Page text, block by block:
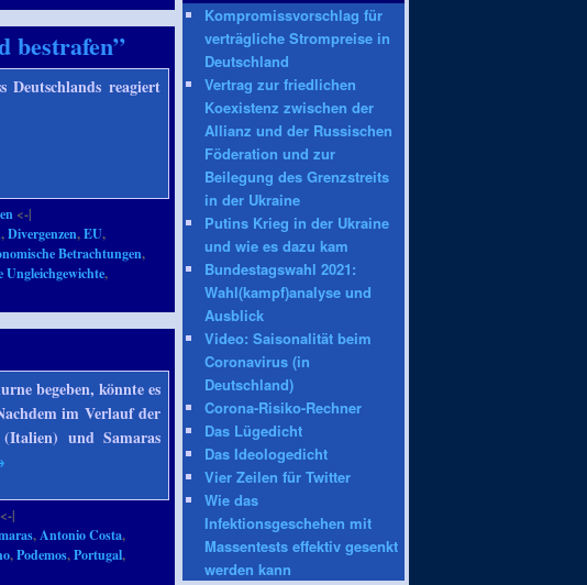
bestrafen”
Deutschlands reagiert
<-|
,Divergenzen,EU,
Betrachtungen,
,
begeben, könnte es
im Verlauf der
und Samaras
<-|
,Antonio Costa,
,Podemos,Portugal,
Kompromissvorschlag für
verträgliche Strompreise in
Deutschland
Vertrag zur friedlichen
Koexistenz zwischen der
Allianz und der Russischen
Föderation und zur
Beilegung des Grenzstreits
in der Ukraine
Putins Krieg in der Ukraine
und wie es dazu kam
Bundestagswahl 2021:
Wahl(kampf)analyse und
Ausblick
Video: Saisonalität beim
Coronavirus (in
Deutschland)
Corona-Risiko-Rechner
Das Lügedicht
Das Ideologedicht
Vier Zeilen für Twitter
Wie das
Infektionsgeschehen mit
Massentests effektiv gesenkt
werden kann